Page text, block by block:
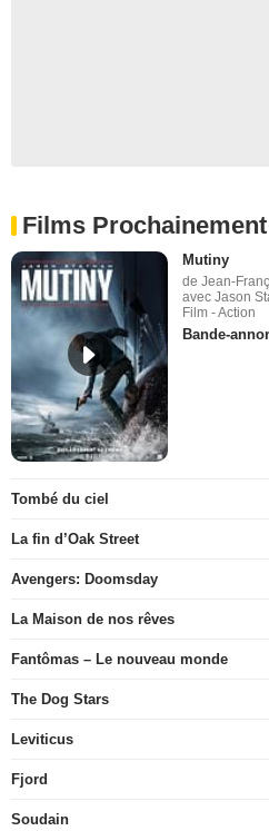
Films
Mutiny
de Jean-
avec Jason
Film - Action
Bande-
Tombé du ciel
La fin d’Oak Street
Avengers: Doomsday
La Maison de nos rêves
Fantômas – Le nouveau monde
The Dog Stars
Leviticus
Fjord
Soudain